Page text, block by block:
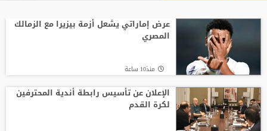
عرض إماراتي يشعل أزمة بيزيرا مع الزمالك
المصري
منذ10 ساعة
الإعلان عن تأسيس رابطة أندية المحترفين
لكرة القدم